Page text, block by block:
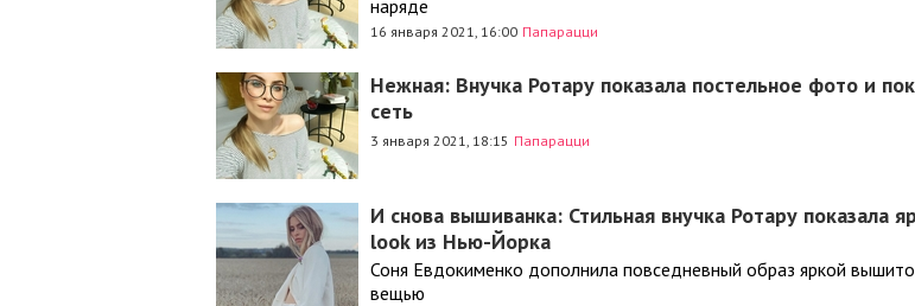
наряде
16 января 2021, 16:00 Папарацци
Нежная: Внучка Ротару показала постельное фото и
сеть
3 января 2021, 18:15 Папарацци
И снова вышиванка: Стильная внучка Ротару показала
look из Нью-Йорка
Соня Евдокименко дополнила повседневный образ яркой
вещью